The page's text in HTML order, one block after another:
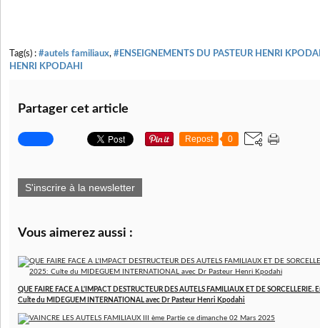
Tag(s) : #autels familiaux, #ENSEIGNEMENTS DU PASTEUR HENRI
HENRI KPODAHI
Partager cet article
Repost 0
S'inscrire à la newsletter
Vous aimerez aussi :
QUE FAIRE FACE A L'IMPACT DESTRUCTEUR DES AUTELS FAMILIAUX ET DE
Culte du MIDEGUEM INTERNATIONAL avec Dr Pasteur Henri Kpodahi